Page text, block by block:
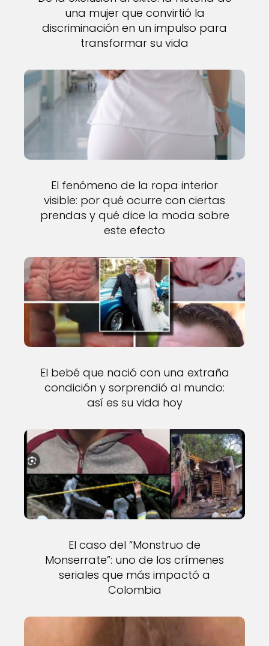
una mujer que convirtió la
discriminación en un impulso para
transformar su vida
El fenómeno de la ropa interior
visible: por qué ocurre con ciertas
prendas y qué dice la moda sobre
este efecto
El bebé que nació con una extraña
condición y sorprendió al mundo:
así es su vida hoy
El caso del “Monstruo de
Monserrate”: uno de los crímenes
seriales que más impactó a
Colombia